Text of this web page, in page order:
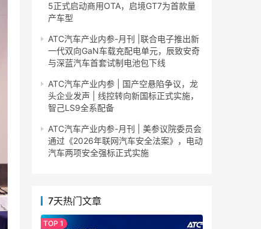
5正式启动商用OTA，启境GT7为首款量
产车型
ATC汽车产业内参-月刊 |联合电子推出新
一代双向GaN车载充配电单元，辰致安奇
与深蓝汽车首套试制电池包下线
ATC汽车产业内参 | 国产空悬陷争议，龙
头企业发声 | 线控转向新国标正式实施，
智己LS9全系配备
ATC汽车产业内参-月刊 | 美参议院委员会
通过《2026年联网汽车安全法案》，电动
汽车两项安全强标正式实施
7天热门文章